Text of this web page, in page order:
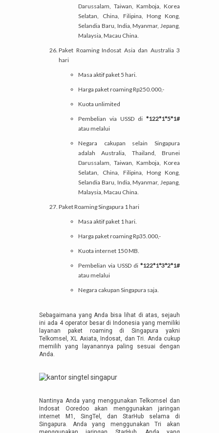
Darussalam, Taiwan, Kamboja, Korea
Selatan, China, Filipina, Hong Kong,
Selandia Baru, India, Myanmar, Jepang,
Malaysia, Macau China.
Paket Roaming Indosat Asia dan Australia 3
hari
Masa aktif paket 5 hari.
Harga paket roaming Rp250.000,-
Kuota unlimited
Pembelian via USSD di *122*1*5*1#
atau melalui
Negara cakupan selain Singapura
adalah Australia, Thailand, Brunei
Darussalam, Taiwan, Kamboja, Korea
Selatan, China, Filipina, Hong Kong,
Selandia Baru, India, Myanmar, Jepang,
Malaysia, Macau China.
Paket Roaming Singapura 1 hari
Masa aktif paket 1 hari.
Harga paket roaming Rp35.000,-
Kuota internet 150 MB.
Pembelian via USSD di *122*1*3*2*1#
atau melalui
Negara cakupan Singapura saja.
Sebagaimana yang Anda bisa lihat di atas, sejauh
ini ada 4 operator besar di Indonesia yang memiliki
layanan paket roaming di Singapura yakni
Telkomsel, XL Axiata, Indosat, dan Tri. Anda cukup
memilih yang layanannya paling sesuai dengan
Anda.
Nantinya Anda yang menggunakan Telkomsel dan
Indosat Ooredoo akan menggunakan jaringan
internet M1, SingTel, dan StarHub selama di
Singapura. Anda yang menggunakan Tri akan